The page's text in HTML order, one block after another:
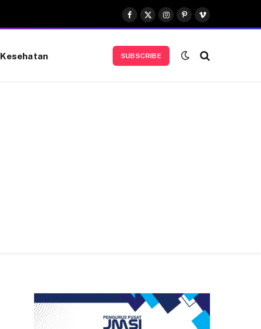
Facebook
X
(Twitter)
Instagram
Pinterest
Vimeo
Kesehatan SUBSCRIBE